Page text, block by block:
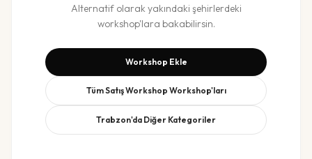
Alternatif olarak yakındaki şehirlerdeki
workshop'lara bakabilirsin.
Workshop Ekle
TümSatış Workshop Workshop'ları
Trabzon'da Diğer Kategoriler